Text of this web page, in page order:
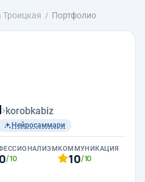
Троицкая Портфолио
›korobkabiz
Нейросаммари
/10
КОММУНИКАЦИЯ
10/10